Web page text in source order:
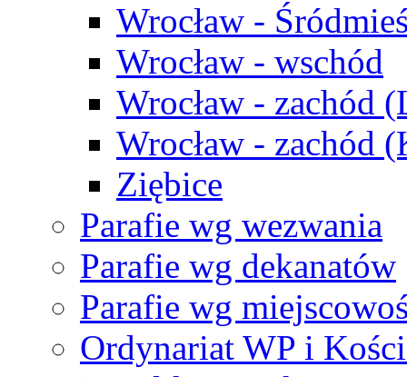
Wrocław -
Wrocław - wschód
Wrocław - zachód
Wrocław - zachód
Ziębice
Parafie wg wezwania
Parafie wg dekanatów
Parafie wg
Ordynariat WP i